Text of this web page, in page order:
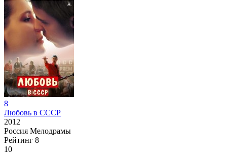
8
Любовь в СССР
2012
Россия Мелодрамы
Рейтинг 8
10